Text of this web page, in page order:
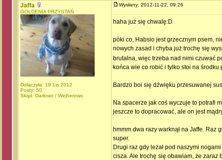
Jaffa
GOLDENIA PRZYSTAŃ
Dołączyła: 19 Lis 2012
Posty: 50
Skąd: Darłowo / Wejherowo
Wysłany: 2012-11-22, 09:26
haha już się chwalę:D
póki co, Habsio jest grzecznym psem,
nowych zasad i chyba już trochę się
brutalna, więc trzeba nad nimi czuwać
końca wie co robić i tylko stoi na
Bardzo boi się dźwięku przesuwanej
Na spacerze jak coś wyczuje to potrafi
jeszcze to dopracować, ale on jest
hmmm dwa razy warknął na Jaffe. Raz
super.
Drugi raz gdy leżał pod naszymi
cisza. Ale trochę się obawiam, że